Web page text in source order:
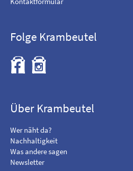
Folge Krambeutel
F
i
m
e
n
F
a
c
B
e
h
m
i
c
h
Über Krambeutel
Wer näht da?
Nachhaltigkeit
Was andere sagen
Newsletter